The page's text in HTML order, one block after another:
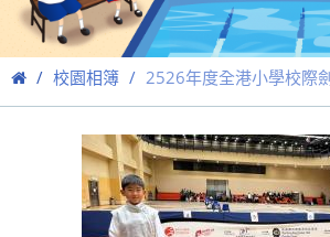
校園相簿 2526年度全港小學校際